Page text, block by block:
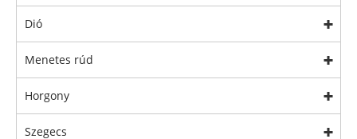
Dió
Menetes rúd
Horgony
Szegecs